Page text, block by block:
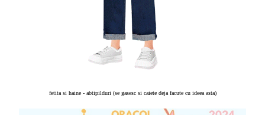
fetita si haine - abtipilduri (se gasesc si caiete deja facute cu ideea asta)